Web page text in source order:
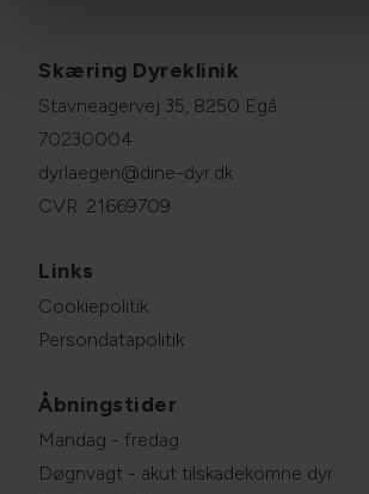
Skæring Dyreklinik
Stavneagervej 35, 8250 Egå
70230004
dyrlaegen@dine-dyr.dk
CVR: 21669709
Links
Cookiepolitik
Persondatapolitik
Åbningstider
Mandag - fredag
Døgnvagt - akut tilskadekomne dyr